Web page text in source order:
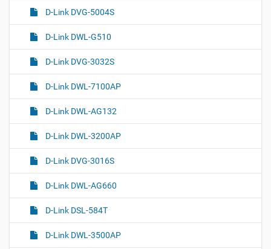
D-Link DVG-5004S
D-Link DWL-G510
D-Link DVG-3032S
D-Link DWL-7100AP
D-Link DWL-AG132
D-Link DWL-3200AP
D-Link DVG-3016S
D-Link DWL-AG660
D-Link DSL-584T
D-Link DWL-3500AP